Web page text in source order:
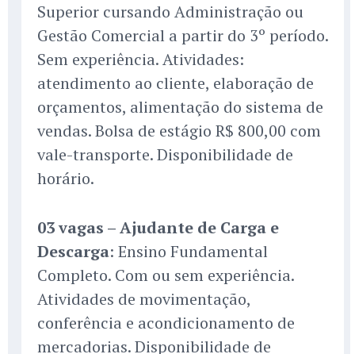
Superior cursando Administração ou
Gestão Comercial a partir do 3º período.
Sem experiência. Atividades:
atendimento ao cliente, elaboração de
orçamentos, alimentação do sistema de
vendas. Bolsa de estágio R$ 800,00 com
vale-transporte. Disponibilidade de
horário.
03 vagas – Ajudante de Carga e
Descarga: Ensino Fundamental
Completo. Com ou sem experiência.
Atividades de movimentação,
conferência e acondicionamento de
mercadorias. Disponibilidade de